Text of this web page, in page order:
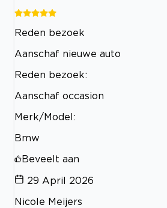
Reden bezoek
Aanschaf nieuwe auto
Reden bezoek:
Aanschaf occasion
Merk/Model:
Bmw
Beveelt aan
29 April 2026
Nicole Meijers